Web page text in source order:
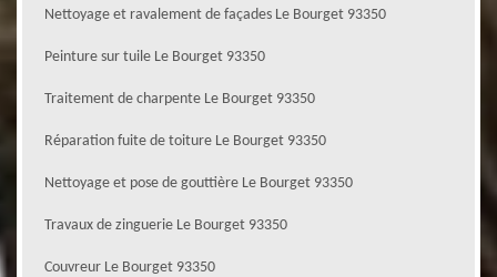
Nettoyage et ravalement de façades Le Bourget 93350
Peinture sur tuile Le Bourget 93350
Traitement de charpente Le Bourget 93350
Réparation fuite de toiture Le Bourget 93350
Nettoyage et pose de gouttière Le Bourget 93350
Travaux de zinguerie Le Bourget 93350
Couvreur Le Bourget 93350